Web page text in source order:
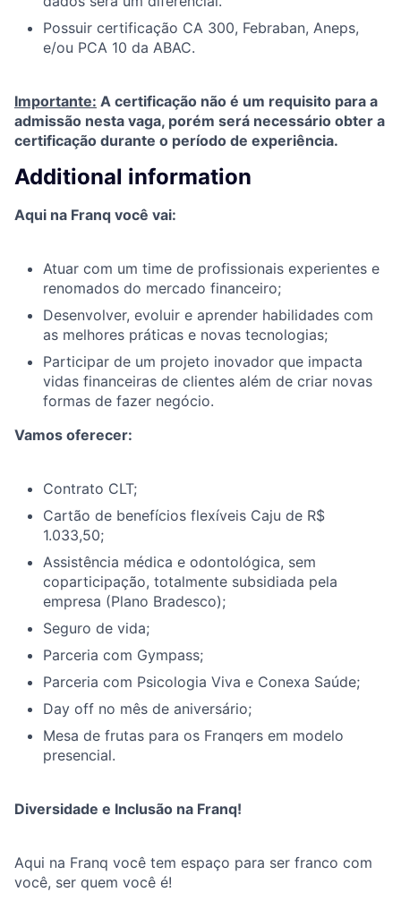
Possuir certificação CA 300, Febraban, Aneps,
e/ou PCA 10 da ABAC.
Importante: A certificação não é um requisito para a
admissão nesta vaga, porém será necessário obter a
certificação durante o período de experiência.
Additional information
Aqui na Franq você vai:
Atuar com um time de profissionais experientes e
renomados do mercado financeiro;
Desenvolver, evoluir e aprender habilidades com
as melhores práticas e novas tecnologias;
Participar de um projeto inovador que impacta
vidas financeiras de clientes além de criar novas
formas de fazer negócio.
Vamos oferecer:
Contrato CLT;
Cartão de benefícios flexíveis Caju de R$
1.033,50;
Assistência médica e odontológica, sem
coparticipação, totalmente subsidiada pela
empresa (Plano Bradesco);
Seguro de vida;
Parceria com Gympass;
Parceria com Psicologia Viva e Conexa Saúde;
Day off no mês de aniversário;
Mesa de frutas para os Franqers em modelo
presencial.
Diversidade e Inclusão na Franq!
Aqui na Franq você tem espaço para ser franco com
você, ser quem você é!